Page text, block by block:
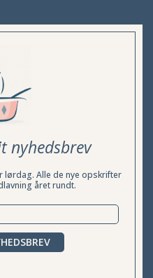
nyhedsbrev
lørdag. Alle de nye opskrifter
året rundt.